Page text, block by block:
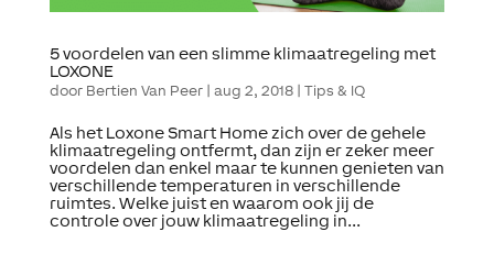
5 voordelen van een slimme klimaatregeling met
LOXONE
door Bertien Van Peer| aug 2, 2018| Tips & IQ
Als het Loxone Smart Home zich over de gehele
klimaatregeling ontfermt, dan zijn er zeker meer
voordelen dan enkel maar te kunnen genieten van
verschillende temperaturen in verschillende
ruimtes. Welke juist en waarom ook jij de
controle over jouw klimaatregeling in...